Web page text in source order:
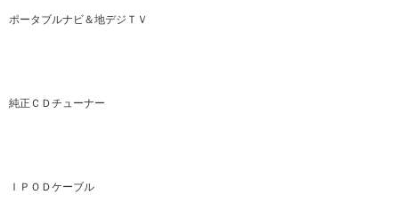
ポータブルナビ＆地デジＴＶ
純正ＣＤチューナー
ＩＰＯＤケーブル